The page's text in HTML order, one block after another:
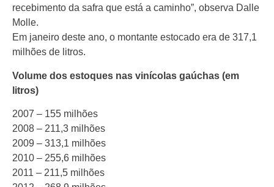
recebimento da safra que está a caminho”, observa Dalle
Molle.
Em janeiro deste ano, o montante estocado era de 317,1
milhões de litros.
Volume dos estoques nas vinícolas gaúchas (em
litros)
2007 – 155 milhões
2008 – 211,3 milhões
2009 – 313,1 milhões
2010 – 255,6 milhões
2011 – 211,5 milhões